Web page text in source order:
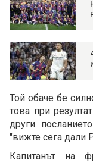
Той обаче бе
това при
други
"вижте сега дали
Капитанът на